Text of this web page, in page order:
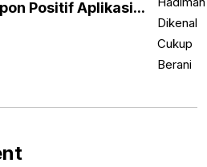
Positif Aplikasi...